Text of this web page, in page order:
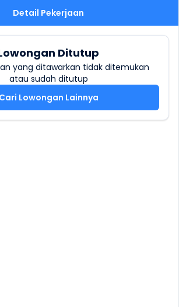
Detail Pekerjaan
Ditutup
yang ditawarkan tidak ditemukan
atau sudah ditutup
Cari Lowongan Lainnya